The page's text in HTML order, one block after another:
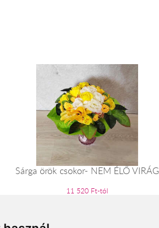
Sárga örök csokor- NEM ÉLŐ VIRÁG
11 520 Ft-tól